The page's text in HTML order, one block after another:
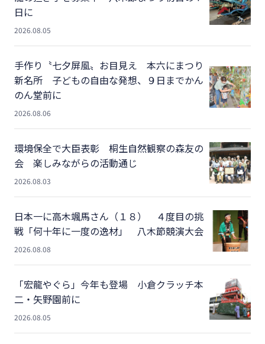
日に
2026.08.05
手作り〝七夕屏風〟お目見え 本六にまつり
新名所 子どもの自由な発想、９日までかん
のん堂前に
2026.08.06
環境保全で大臣表彰 桐生自然観察の森友の
会 楽しみながらの活動通じ
2026.08.03
日本一に高木颯馬さん（１８） ４度目の挑
戦「何十年に一度の逸材」 八木節競演大会
2026.08.08
「宏龍やぐら」今年も登場 小倉クラッチ本
二・矢野園前に
2026.08.05